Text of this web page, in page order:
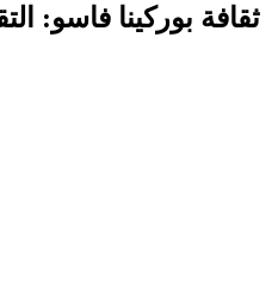
ثقافة بوركينا فاسو: